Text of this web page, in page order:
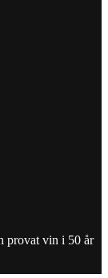
provat vin i 50 år